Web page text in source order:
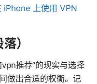
iPhone 上使用 VPN
）
推荐”的现实与选择
做出合适的权衡。记